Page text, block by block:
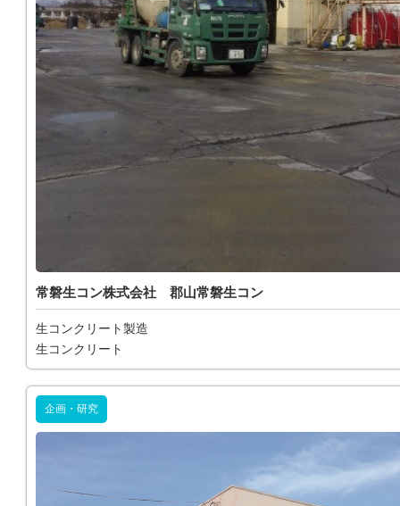
常磐生コン株式会社 郡山常磐生コン
生コンクリート製造
生コンクリート
企画・研究